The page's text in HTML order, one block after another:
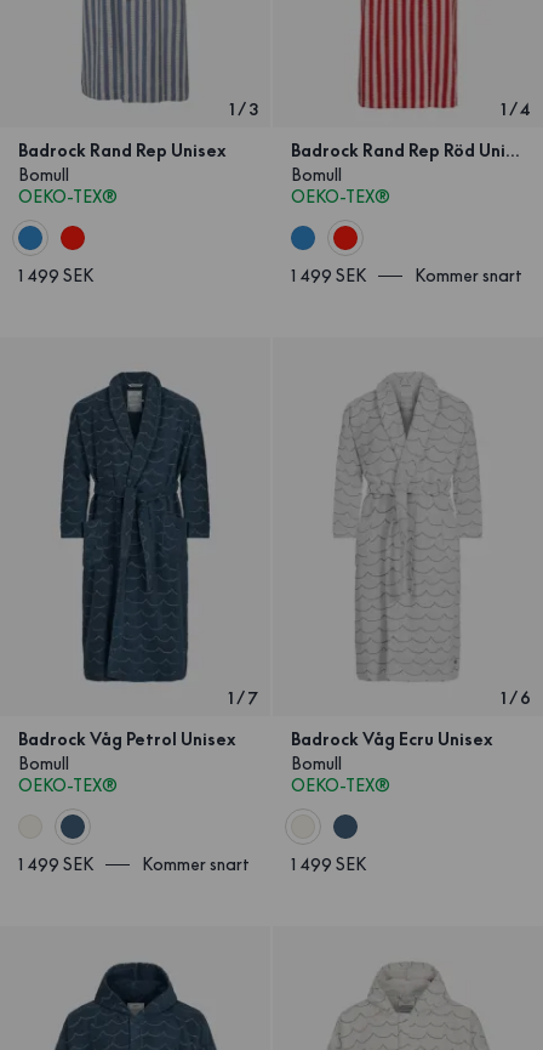
1/3
Badrock Rand Rep Unisex
Bomull
OEKO-TEX®
1 499 SEK
1/4
Badrock Rand Rep Röd Unisex
Bomull
OEKO-TEX®
1 499 SEK Kommer snart
1/7
Badrock Våg Petrol Unisex
Bomull
OEKO-TEX®
1 499 SEK Kommer snart
1/6
Badrock Våg Ecru Unisex
Bomull
OEKO-TEX®
1 499 SEK